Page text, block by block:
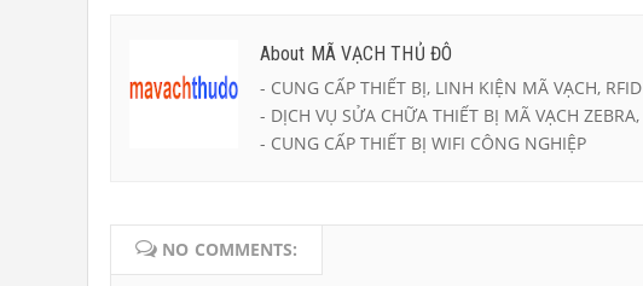
About MÃ VẠCH THỦ ĐÔ
- CUNG CẤP THIẾT BỊ, LINH KIỆN MÃ VẠCH,
- DỊCH VỤ SỬA CHỮA THIẾT BỊ MÃ VẠCH
- CUNG CẤP THIẾT BỊ WIFI CÔNG NGHIỆP
NO COMMENTS: